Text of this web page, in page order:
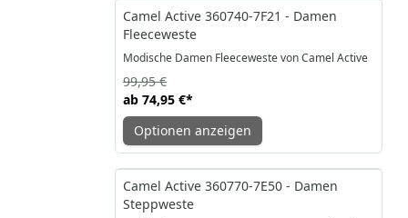
-25%
Camel Active 360740-7F21 - Damen
Fleeceweste
Modische Damen Fleeceweste von Camel Active
ab 74,95 €*
99,95 €
Optionen anzeigen
-17%
Camel Active 360770-7E50 - Damen
Steppweste